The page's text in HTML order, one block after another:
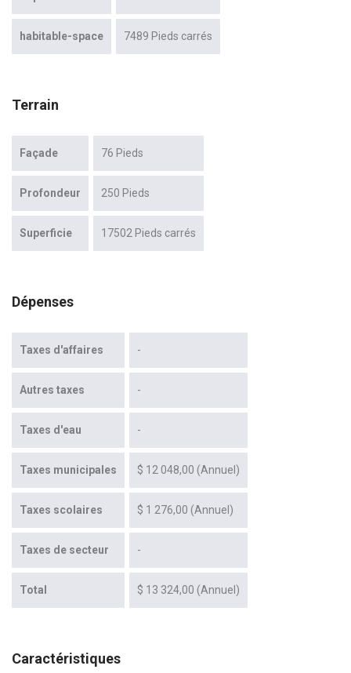
habitable-space 7489 Pieds carrés
Terrain
Façade 76 Pieds
Profondeur 250 Pieds
Superficie 17502 Pieds carrés
Dépenses
Taxes d'affaires -
Autres taxes -
Taxes d'eau -
Taxes municipales $ 12 048,00 (Annuel)
Taxes scolaires $ 1 276,00 (Annuel)
Taxes de secteur -
Total $ 13 324,00 (Annuel)
Caractéristiques